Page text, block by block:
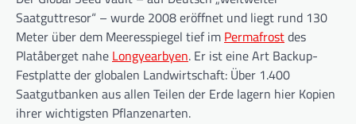
Saatguttresor“ – wurde 2008 eröffnet und liegt rund 130
Meter über dem Meeresspiegel tief im Permafrostdes
Platåberget nahe Longyearbyen. Er ist eine Art Backup-
Festplatte der globalen Landwirtschaft: Über 1.400
Saatgutbanken aus allen Teilen der Erde lagern hier Kopien
ihrer wichtigsten Pflanzenarten.